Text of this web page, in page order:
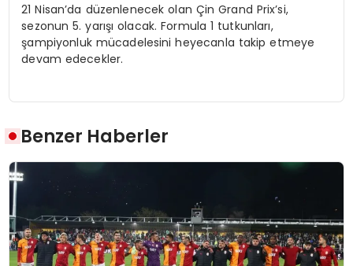
21 Nisan’da düzenlenecek olan Çin Grand Prix’si,
sezonun 5. yarışı olacak. Formula 1 tutkunları,
şampiyonluk mücadelesini heyecanla takip etmeye
devam edecekler.
Benzer Haberler